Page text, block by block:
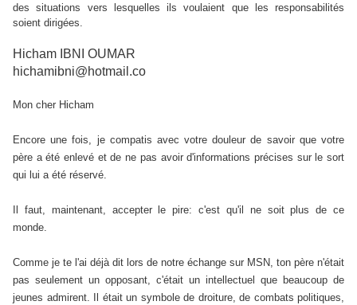
des situations vers lesquelles ils voulaient que les responsabilités
soient dirigées.
Hicham IBNI OUMAR
hichamibni@hotmail.co
Mon cher Hicham
Encore une fois, je compatis avec votre douleur de savoir que votre
père a été enlevé et de ne pas avoir d'informations précises sur le sort
qui lui a été réservé.
Il faut, maintenant, accepter le pire: c'est qu'il ne soit plus de ce
monde.
Comme je te l'ai déjà dit lors de notre échange sur MSN, ton père n'était
pas seulement un opposant, c'était un intellectuel que beaucoup de
jeunes admirent. Il était un symbole de droiture, de combats politiques,